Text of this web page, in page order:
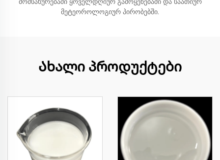
მეტეოროლოგიურ პირობებში.
Ახალი პროდუქტები